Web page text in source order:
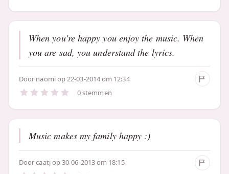
When you're happy you enjoy the music. When
you are sad, you understand the lyrics.
Door naomiop 22-03-2014 om 12:34
0 stemmen
Music makes my family happy :)
Doorcaatjop 30-06-2013 om 18:15